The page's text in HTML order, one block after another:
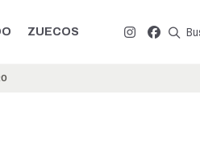
ZUECOS